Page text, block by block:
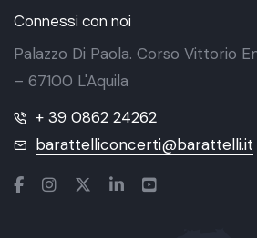
Connessi con noi
Palazzo Di Paola. Corso Vittorio
– 67100 L'Aquila
+ 39 0862 24262
barattelliconcerti@barattelli.it